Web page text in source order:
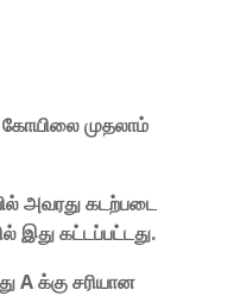
கோயிலை முதலாம்
அவரது கடற்படை
கட்டப்பட்டது.
A க்கு சரியான